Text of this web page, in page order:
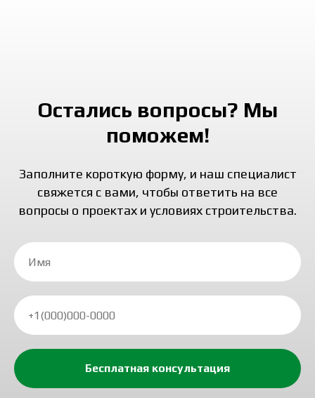
Остались вопросы? Мы
поможем!
Заполните короткую форму, и наш специалист
свяжется с вами, чтобы ответить на все
вопросы о проектах и условиях строительства.
Бесплатная консультация